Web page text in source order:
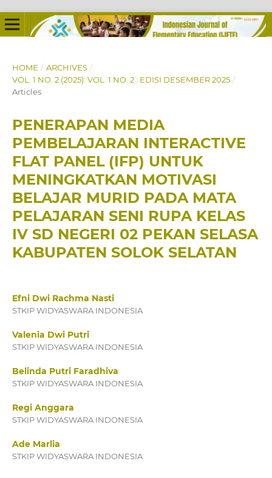
HOME / ARCHIVES /
VOL. 1 NO. 2 (2025): VOL. 1 NO. 2 : EDISI DESEMBER 2025 /
Articles
PENERAPAN MEDIA
PEMBELAJARAN INTERACTIVE
FLAT PANEL (IFP) UNTUK
MENINGKATKAN MOTIVASI
BELAJAR MURID PADA MATA
PELAJARAN SENI RUPA KELAS
IV SD NEGERI 02 PEKAN SELASA
KABUPATEN SOLOK SELATAN
Efni Dwi Rachma Nasti
STKIP WIDYASWARA INDONESIA
Valenia Dwi Putri
STKIP WIDYASWARA INDONESIA
Belinda Putri Faradhiva
STKIP WIDYASWARA INDONESIA
Regi Anggara
STKIP WIDYASWARA INDONESIA
Ade Marlia
STKIP WIDYASWARA INDONESIA